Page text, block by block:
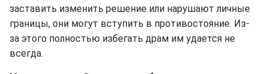
заставить изменить решение или нарушают личные
границы, они могут вступить в противостояние. Из-
за этого полностью избегать драм им удается не
всегда.